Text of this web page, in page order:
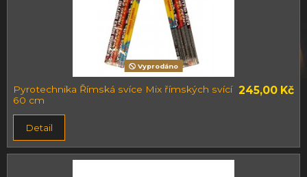
Vyprodáno
Pyrotechnika Římská svíce Mix římských svící
60 cm
245,00 Kč
Detail